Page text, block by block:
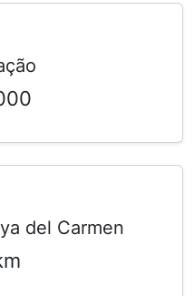
del Carmen